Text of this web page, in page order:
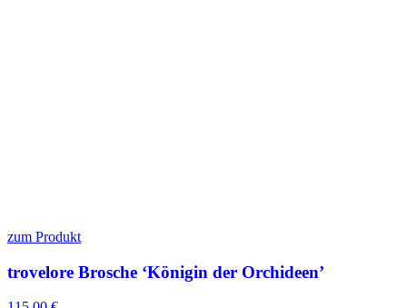
zum Produkt
trovelore Brosche ‘Königin der Orchideen’